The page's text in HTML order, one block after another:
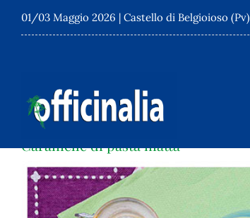
contenuto
01/03 Maggio 2026 | Castello di Belgioioso (Pv)
Caramelle di pasta matta
Ingrandisci
immagine